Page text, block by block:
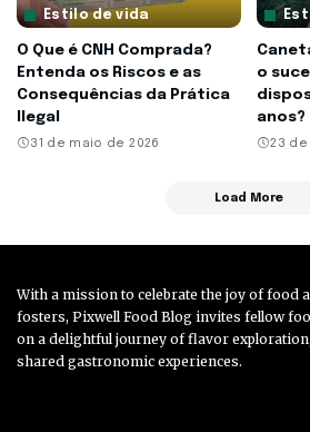
Estilo de vida
O Que é CNH Comprada?
Entenda os Riscos e as
Consequências da Prática
Ilegal
31 de maio de 2026
o
anos?
23
Load More
With a mission to celebrate the joy of food
fosters, Pixwell Food Blog invites fellow
on a delightful journey of flavor
shared gastronomic experiences.